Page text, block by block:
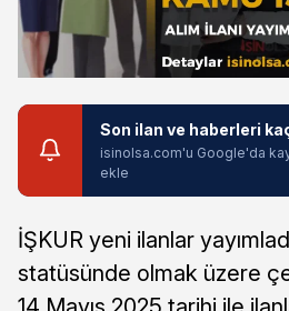
Son ilan ve haberleri
isinolsa.com'u Google'da
ekle
İŞKUR yeni ilanlar
statüsünde olmak üzere